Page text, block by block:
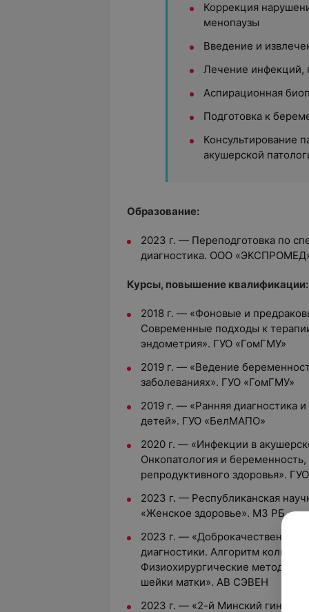
Коррекция
менопаузы
Введение и
Лечение инфекций,
Аспирационная
Подготовка к
Консультирование
акушерской
Образование:
2023 г. — Переподготовка по
диагностика. ООО
Курсы, повышение квалификации:
2018 г. — «Фоновые и
Современные подходы к
эндометрия». ГУО «ГомГМУ»
2019 г. — «Ведение
заболеваниях». ГУО «ГомГМУ»
2019 г. — «Ранняя диагностика
детей». ГУО «БелМАПО»
2020 г. — «Инфекции в
Онкопатология и
репродуктивного здоровья».
2023 г. — Республиканская
«Женское здоровье». МЗ РБ
2023 г. — «Доброкачественные
диагностики. Алгоритм
Физиохирургические методы
шейки матки». АВ СЭВЕН
2023 г. — «2-й Минский